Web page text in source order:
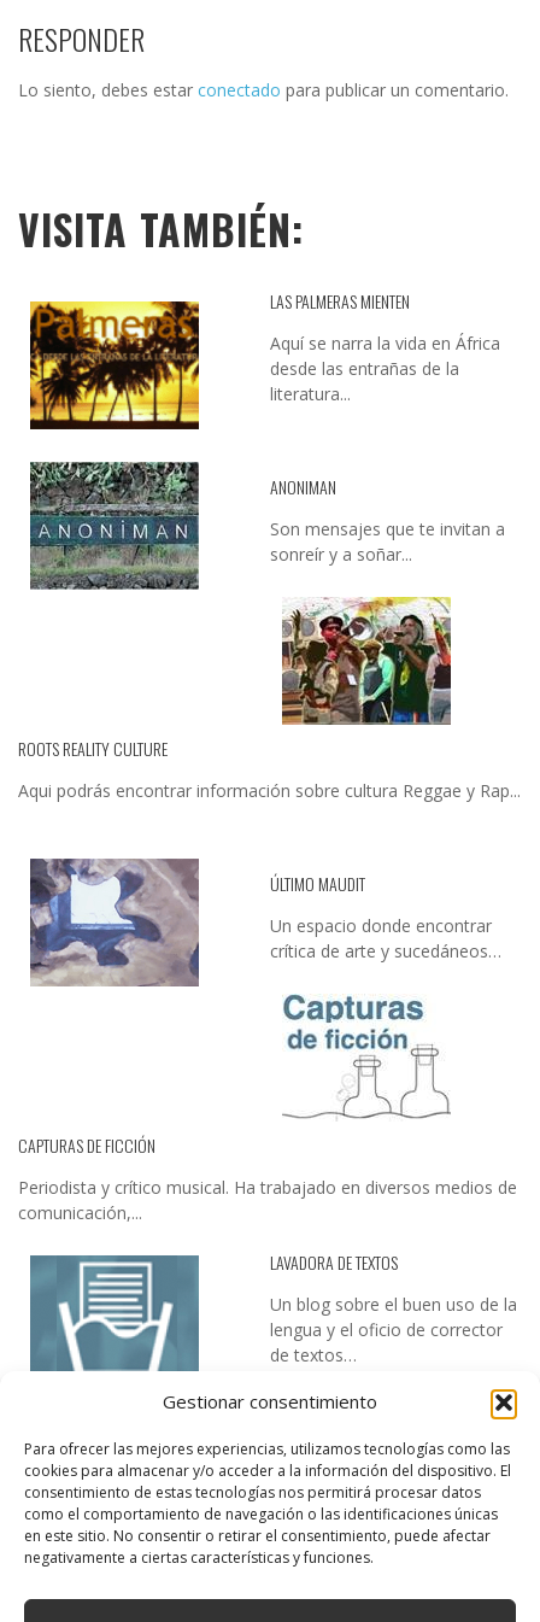
Gestionar consentimiento
Para ofrecer las mejores experiencias, utilizamos tecnologías como las
cookies para almacenar y/o acceder a la información del dispositivo. El
consentimiento de estas tecnologías nos permitirá procesar datos
como el comportamiento de navegación o las identificaciones únicas
en este sitio. No consentir o retirar el consentimiento, puede afectar
negativamente a ciertas características y funciones.
RESPONDER
Lo siento, debes estar conectado para publicar un comentario.
VISITA TAMBIÉN:
LAS PALMERAS MIENTEN
Aquí se narra la vida en África
desde las entrañas de la
literatura...
ANONIMAN
Son mensajes que te invitan a
sonreír y a soñar...
ROOTS REALITY CULTURE
Aqui podrás encontrar información sobre cultura Reggae y Rap...
ÚLTIMO MAUDIT
Un espacio donde encontrar
crítica de arte y sucedáneos…
CAPTURAS DE FICCIÓN
Periodista y crítico musical. Ha trabajado en diversos medios de
comunicación,...
LAVADORA DE TEXTOS
Un blog sobre el buen uso de la
lengua y el oficio de corrector
de textos…
DESIREE MARTÍN